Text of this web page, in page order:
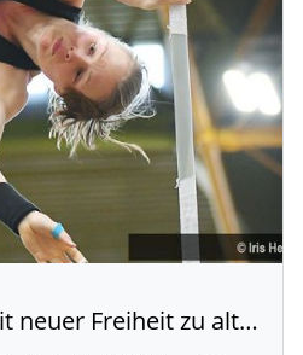
Anjuli Knäsche: Mit neuer Freiheit zu alten Höhen